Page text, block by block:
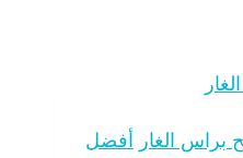
الغار أفضل